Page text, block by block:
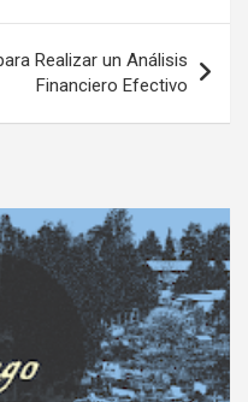
Realizar un Análisis
Financiero Efectivo